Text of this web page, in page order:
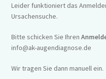
Leider funktioniert das
Ursachensuche.
Bitte schicken Sie Ihren
info@ak-augendiagnose.de
Wir tragen Sie dann manuell ein.